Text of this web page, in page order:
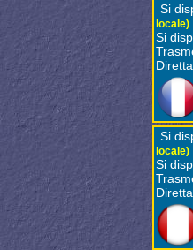
Si
locale)
Si
Si
locale)
Si